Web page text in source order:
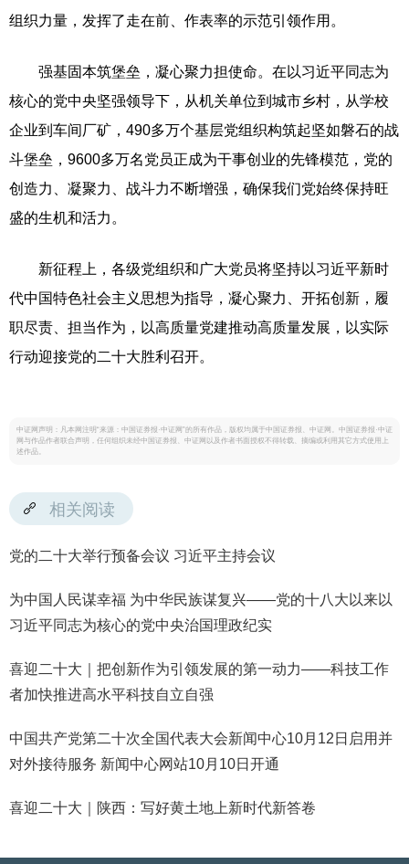
组织力量，发挥了走在前、作表率的示范引领作用。
强基固本筑堡垒，凝心聚力担使命。在以习近平同志为
核心的党中央坚强领导下，从机关单位到城市乡村，从学校
企业到车间厂矿，490多万个基层党组织构筑起坚如磐石的战
斗堡垒，9600多万名党员正成为干事创业的先锋模范，党的
创造力、凝聚力、战斗力不断增强，确保我们党始终保持旺
盛的生机和活力。
新征程上，各级党组织和广大党员将坚持以习近平新时
代中国特色社会主义思想为指导，凝心聚力、开拓创新，履
职尽责、担当作为，以高质量党建推动高质量发展，以实际
行动迎接党的二十大胜利召开。
中证网声明：凡本网注明“来源：中国证券报·中证网”的所有作品，版权均属于中国证券报、中证网。中国证券报·中证
网与作品作者联合声明，任何组织未经中国证券报、中证网以及作者书面授权不得转载、摘编或利用其它方式使用上
述作品。
相关阅读
党的二十大举行预备会议 习近平主持会议
为中国人民谋幸福 为中华民族谋复兴——党的十八大以来以
习近平同志为核心的党中央治国理政纪实
喜迎二十大｜把创新作为引领发展的第一动力——科技工作
者加快推进高水平科技自立自强
中国共产党第二十次全国代表大会新闻中心10月12日启用并
对外接待服务 新闻中心网站10月10日开通
喜迎二十大｜陕西：写好黄土地上新时代新答卷